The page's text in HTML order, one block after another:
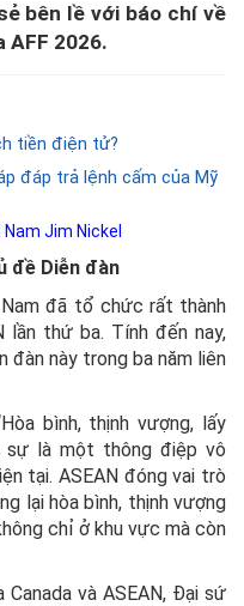
bên lề với báo chí về
AFF 2026.
tiền điện tử?
đáp trả lệnh cấm của Mỹ
Jim Nickel
đề Diễn đàn
đã tổ chức rất thành
lần thứ ba. Tính đến nay,
đàn này trong ba năm liên
bình, thịnh vượng, lấy
sự là một thông điệp vô
tại. ASEAN đóng vai trò
lại hòa bình, thịnh vượng
chỉ ở khu vực mà còn
Canada và ASEAN, Đại sứ